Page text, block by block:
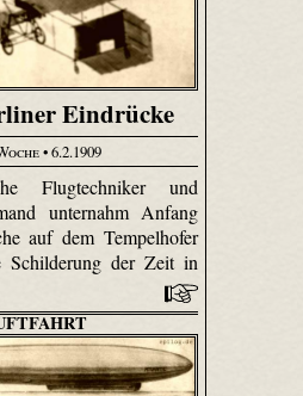
Eindrücke
• 6.2.1909
Flugtechniker und
unternahm Anfang
auf dem Tempelhofer
Schilderung der Zeit in